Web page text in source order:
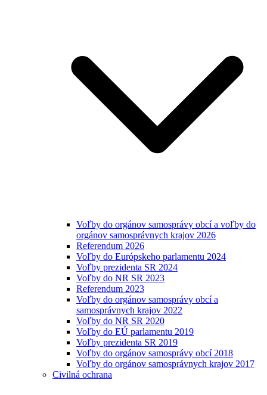
Voľby do orgánov samosprávy obcí a voľby do
orgánov samosprávnych krajov 2026
Referendum 2026
Voľby do Európskeho parlamentu 2024
Voľby prezidenta SR 2024
Voľby do NR SR 2023
Referendum 2023
Voľby do orgánov samosprávy obcí a
samosprávnych krajov 2022
Voľby do NR SR 2020
Voľby do EÚ parlamentu 2019
Voľby prezidenta SR 2019
Voľby do orgánov samosprávy obcí 2018
Voľby do orgánov samosprávnych krajov 2017
Civilná ochrana